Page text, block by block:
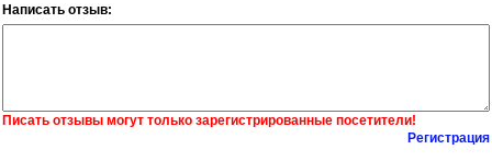
Написать отзыв:
Писать отзывы могут только зарегистрированные посетители!
Регистрация